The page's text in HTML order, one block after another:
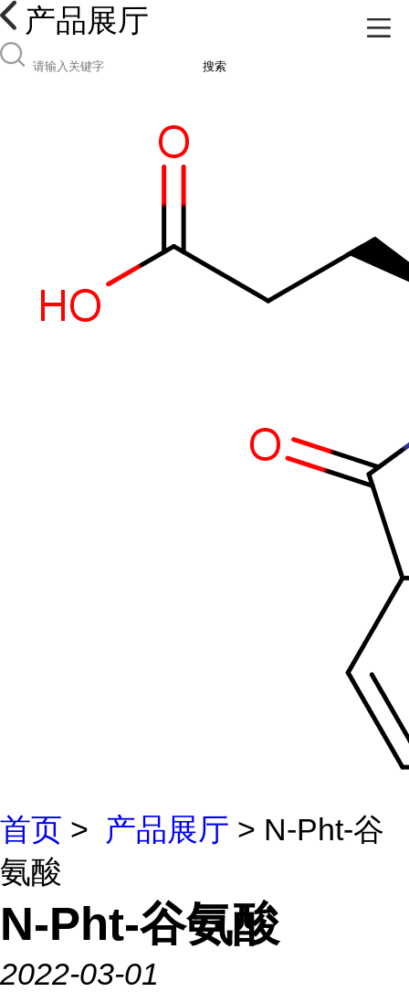
产品展厅
搜索
首页 > 产品展厅 > N-Pht-谷
氨酸
N-Pht-谷氨酸
2022-03-01